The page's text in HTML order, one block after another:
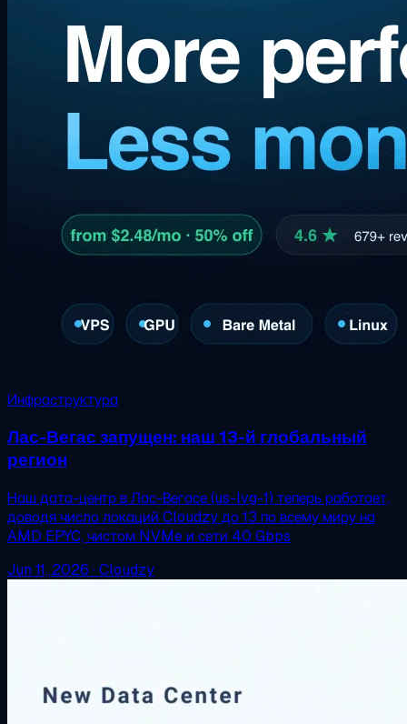
Инфраструктура
Лас-Вегас запущен: наш 13-й глобальный
регион
Наш дата-центр в Лас-Вегасе (us-lvg-1) теперь работает,
доводя число локаций Cloudzy до 13 по всему миру на
AMD EPYC, чистом NVMe и сети 40 Gbps
Jun 11, 2026 · Cloudzy